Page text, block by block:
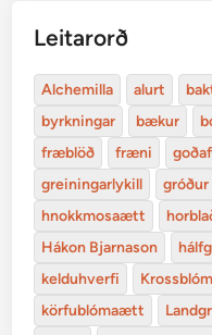
Leitarorð
Alchemilla alurt
byrkningar
bækur
fræblöð
fræni
greiningarlykill
gróður
hnokkmosaætt
Hákon Bjarnason
kelduhverfi
körfublómaætt